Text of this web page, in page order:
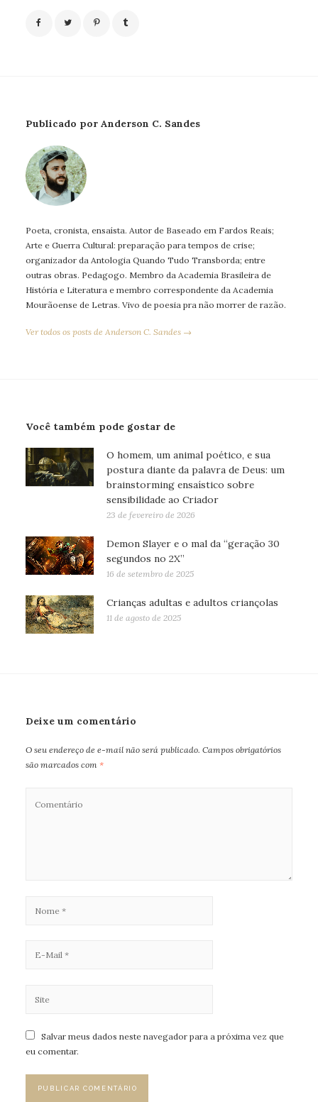
Publicado por Anderson C. Sandes
Poeta, cronista, ensaísta. Autor de Baseado em Fardos Reais;
Arte e Guerra Cultural: preparação para tempos de crise;
organizador da Antologia Quando Tudo Transborda; entre
outras obras. Pedagogo. Membro da Academia Brasileira de
História e Literatura e membro correspondente da Academia
Mourãoense de Letras. Vivo de poesia pra não morrer de razão.
Ver todos os posts de Anderson C. Sandes →
Você também pode gostar de
O homem, um animal poético, e sua
postura diante da palavra de Deus: um
brainstorming ensaístico sobre
sensibilidade ao Criador
23 de fevereiro de 2026
Demon Slayer e o mal da “geração 30
segundos no 2X”
16 de setembro de 2025
Crianças adultas e adultos criançolas
11 de agosto de 2025
Deixe um comentário
O seu endereço de e-mail não será publicado. Campos obrigatórios
são marcados com *
Salvar meus dados neste navegador para a próxima vez que
eu comentar.